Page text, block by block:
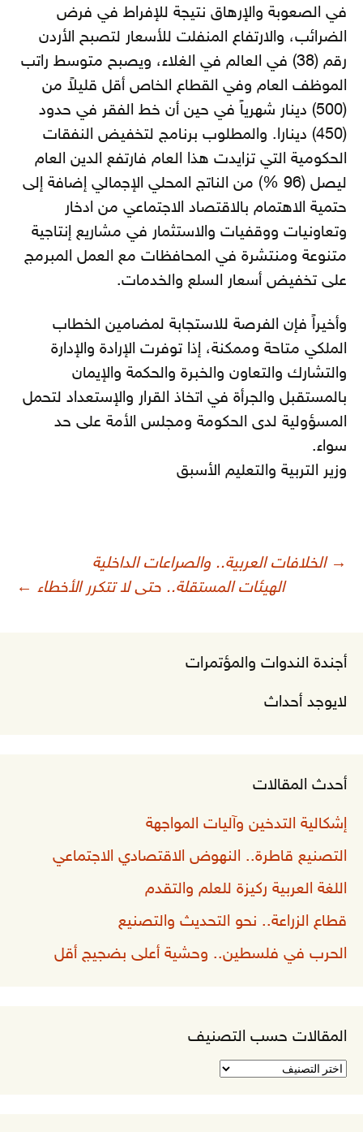
في الصعوبة والإرهاق نتيجة للإفراط في فرض
الضرائب، والارتفاع المنفلت للأسعار لتصبح الأردن
رقم (38) في العالم في الغلاء، ويصبح متوسط راتب
الموظف العام وفي القطاع الخاص أقل قليلاً من
(500) دينار شهرياً في حين أن خط الفقر في حدود
(450) دينارا. والمطلوب برنامج لتخفيض النفقات
الحكومية التي تزايدت هذا العام فارتفع الدين العام
ليصل (96 %) من الناتج المحلي الإجمالي إضافة إلى
حتمية الاهتمام بالاقتصاد الاجتماعي من ادخار
وتعاونيات ووقفيات والاستثمار في مشاريع إنتاجية
متنوعة ومنتشرة في المحافظات مع العمل المبرمج
على تخفيض أسعار السلع والخدمات.
وأخيراً فإن الفرصة للاستجابة لمضامين الخطاب
الملكي متاحة وممكنة، إذا توفرت الإرادة والإدارة
والتشارك والتعاون والخبرة والحكمة والإيمان
بالمستقبل والجرأة في اتخاذ القرار والإستعداد لتحمل
المسؤولية لدى الحكومة ومجلس الأمة على حد
سواء.
وزير التربية والتعليم الأسبق
تصفّح
→ الخلافات العربية.. والصراعات الداخلية
الهيئات المستقلة.. حتى لا تتكرر الأخطاء ←
أجندة الندوات والمؤتمرات
لايوجد أحداث
أحدث المقالات
إشكالية التدخين وآليات المواجهة
التصنيع قاطرة.. النهوض الاقتصادي الاجتماعي
اللغة العربية ركيزة للعلم والتقدم
قطاع الزراعة.. نحو التحديث والتصنيع
الحرب في فلسطين.. وحشية أعلى بضجيج أقل
المقالات حسب التصنيف
المقالات